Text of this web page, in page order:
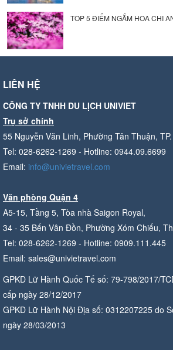
TOP 5 ĐIỂM NGẮM HOA CHI
LIÊN HỆ
CÔNG TY TNHH DU LỊCH UNIVIET
Trụ sở chính
55 Nguyễn Văn Linh, Phường Tân Thuận,
Tel: 028-6262-1269 - Hotline: 0944.09.6699
Email: info@univietravel.com
Văn phòng Quận 4
A5-15, Tầng 5, Tòa nhà Saigon Royal,
34 - 35 Bến Vân Đồn, Phường Xóm Chiếu,
Tel: 028-6262-1269 - Hotline: 0909.111.445
Email: sales@univietravel.com
GPKD Lữ Hành Quốc Tế số: 79-798/2017/
cấp ngày 28/12/2017
GPKD Lữ Hành Nội Địa số: 0312207225 do
ngày 28/03/2013